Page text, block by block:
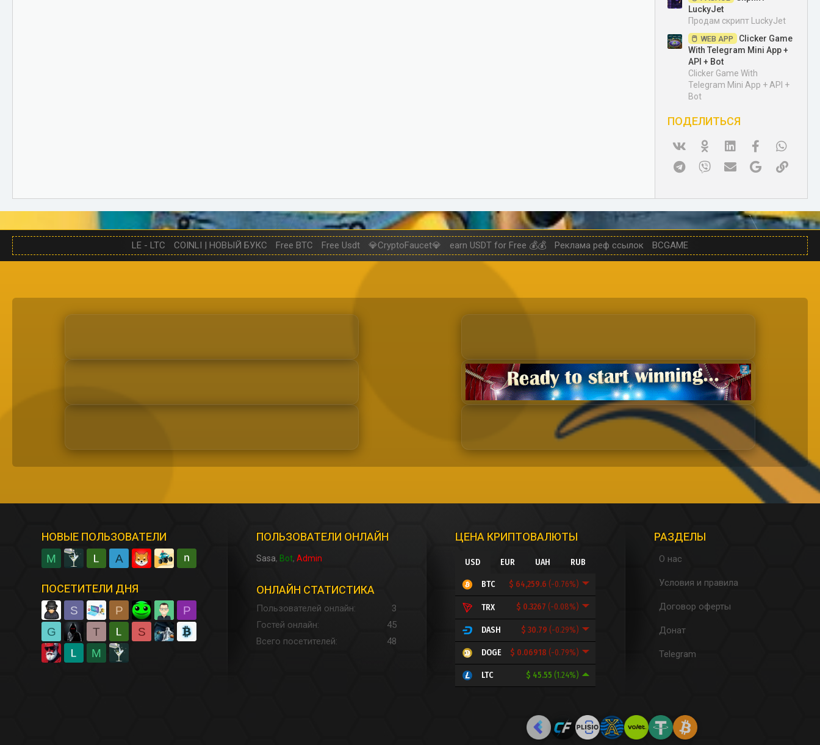
LuckyJet
Продам скрипт LuckyJet
WEB APP
Clicker Game
With Telegram Mini App +
API + Bot
Clicker Game With
Telegram Mini App + API +
Bot
ПОДЕЛИТЬСЯ
Linked InFacebook
TelegramViber Электронная почта
Google
LE - LTC COINLI | НОВЫЙ БУКС Free BTC Free Usdt 💎CryptoFaucet💎 earn USDT for Free 💰💰 Реклама реф ссылок BCGAME
НОВЫЕ ПОЛЬЗОВАТЕЛИ
M A
ПОСЕТИТЕЛИ ДНЯ
S P
P
G
T
S
M
ПОЛЬЗОВАТЕЛИ ОНЛАЙН
Sasa Bot Admin
ОНЛАЙН СТАТИСТИКА
Пользователей онлайн
3
Гостей онлайн
45
Всего посетителей
48
ЦЕНА КРИПТОВАЛЮТЫ
USD EUR UAH RUB
$ 64,259.6(-0.76%)
BTC
$ 0.3267(-0.08%)
TRX
$ 30.79(-0.29%)
DASH
$ 0.06918(-0.79%)
DOGE
$ 45.55(1.24%)
LTC
РАЗДЕЛЫ
О нас
Условия и правила
Договор оферты
Донат
Telegram